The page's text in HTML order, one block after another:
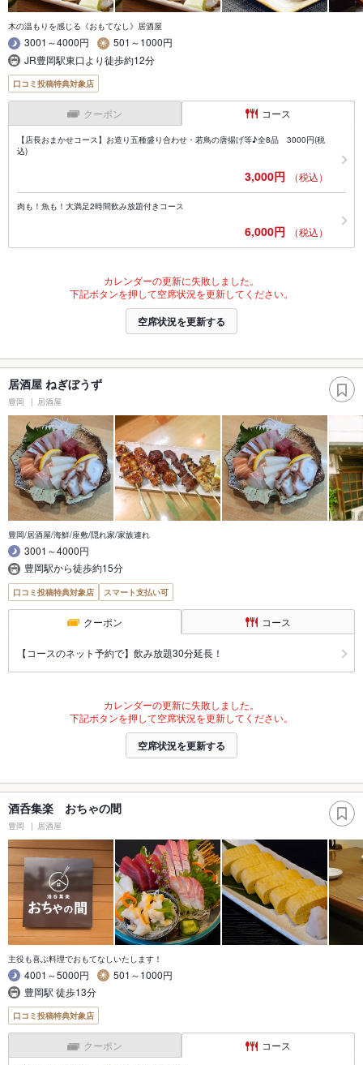
木の温もりを感じる《おもてなし》居酒屋
3001～4000円
501～1000円
JR豊岡駅東口より徒歩約12分
口コミ投稿特典対象店
クーポン コース
【店長おまかせコース】お造り五種盛り合わせ・若鳥の唐揚げ等♪全8品 3000円(税
込)
3,000円 （税込）
肉も！魚も！大満足2時間飲み放題付きコース
6,000円 （税込）
カレンダーの更新に失敗しました。
下記ボタンを押して空席状況を更新してください。
空席状況を更新する
居酒屋 ねぎぼうず
豊岡 居酒屋
豊岡/居酒屋/海鮮/座敷/隠れ家/家族連れ
3001～4000円
豊岡駅から徒歩約15分
口コミ投稿特典対象店 スマート支払い可
クーポン コース
【コースのネット予約で】飲み放題30分延長！
カレンダーの更新に失敗しました。
下記ボタンを押して空席状況を更新してください。
空席状況を更新する
酒呑集楽 おちゃの間
豊岡 居酒屋
主役も喜ぶ料理でおもてなしいたします！
4001～5000円
501～1000円
豊岡駅 徒歩13分
口コミ投稿特典対象店
クーポン コース